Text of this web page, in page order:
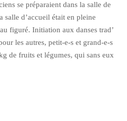
se préparaient dans la salle de
salle d’accueil était en pleine
figuré. Initiation aux danses trad’
les autres, petit-e-s et grand-e-s
de fruits et légumes, qui sans eux